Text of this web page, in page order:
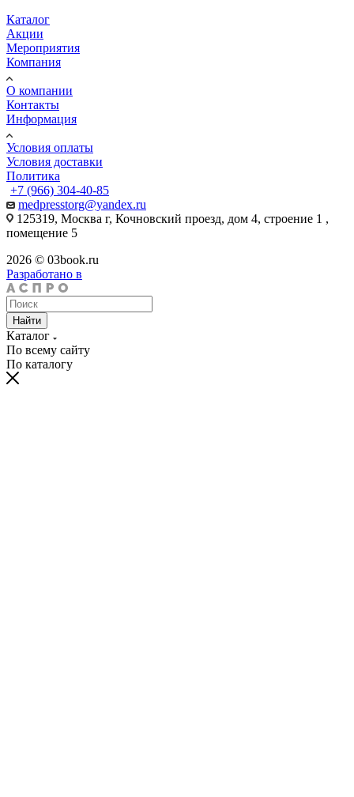
Каталог
Акции
Мероприятия
Компания
О компании
Контакты
Информация
Условия оплаты
Условия доставки
Политика
+7 (966) 304-40-85
medpresstorg@yandex.ru
125319, Москва г, Кочновский проезд, дом 4, строение 1 ,
помещение 5
2026 © 03book.ru
Разработано в
Найти
Каталог
По всему сайту
По каталогу